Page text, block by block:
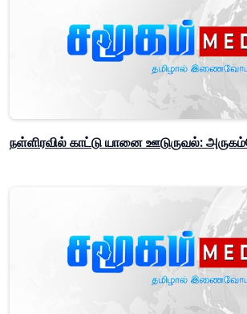
நள்ளிரவில் காட்டு யானை ஊடுருவல்: